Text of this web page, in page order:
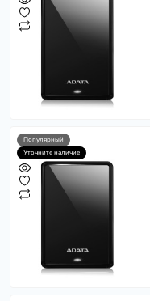
Популярный
Уточните наличие